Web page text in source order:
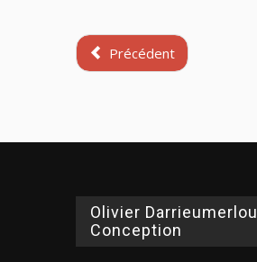
Précédent
Olivier Darrieumerlou
Conception